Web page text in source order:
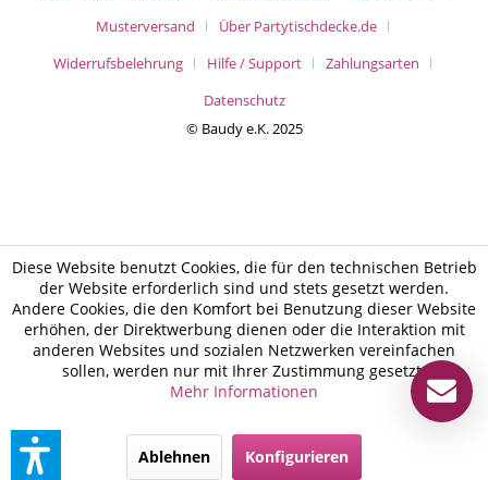
Musterversand
Über Partytischdecke.de
Widerrufsbelehrung
Hilfe / Support
Zahlungsarten
Datenschutz
© Baudy e.K. 2025
Diese Website benutzt Cookies, die für den technischen Betrieb
der Website erforderlich sind und stets gesetzt werden.
Andere Cookies, die den Komfort bei Benutzung dieser Website
erhöhen, der Direktwerbung dienen oder die Interaktion mit
anderen Websites und sozialen Netzwerken vereinfachen
sollen, werden nur mit Ihrer Zustimmung gesetzt.
Mehr Informationen
Ablehnen Konfigurieren